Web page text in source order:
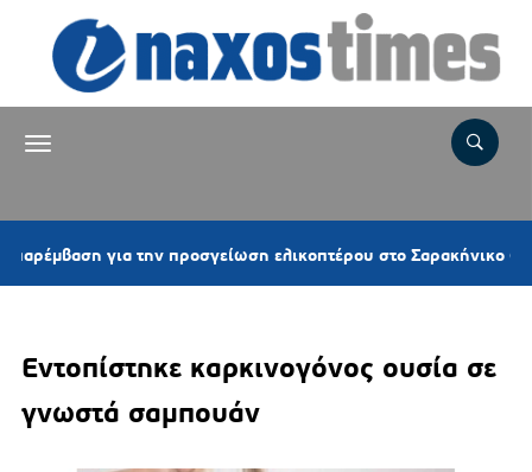
για την προσγείωση ελικοπτέρου στο Σαρακήνικο (video)
Εντοπίστηκε καρκινογόνος ουσία σε
γνωστά σαμπουάν